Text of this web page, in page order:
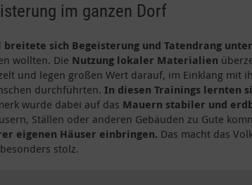
im ganzen Dorf
breitete sich Begeisterung und Tatendrang
wollten. Die Nutzung lokaler Materialien
und legen großen Wert darauf, im Einklang mit
durchführten. In diesen Trainings lernten
wurde dabei auf das Mauern stabiler und
Ställen oder anderen Gebäuden zu Gute
eigenen Häuser einbringen. Das macht das
stolz.